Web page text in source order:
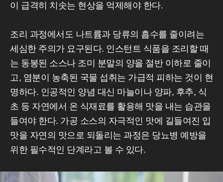
이 급격히 치솟는 현상을 억제해야 한다.
조리 과정에서도 나트륨과 당류의 흡수를 줄이려는
세심한 주의가 요구된다. 인스턴트 식품을 조리할 때
는 동봉된 소스나 조미 분말의 양을 절반 이하로 줄이
고, 염분이 농축된 국물 섭취는 가급적 피하는 것이 현
명하다. 인공적인 양념 대신 마늘이나 양파, 후추, 식
초 등 자연에서 온 식재료를 활용해 맛을 내는 습관을
들여야 한다. 가공 소스의 자극적인 맛에 길들여진 입
맛을 자연의 맛으로 되돌리는 과정은 당뇨병 예방을
위한 필수적인 단계라고 볼 수 있다.